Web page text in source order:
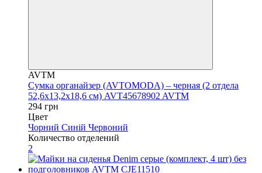
AVTM
Сумка органайзер (AVTOMODA) – черная (2 отдела
52,6х13,2х18,6 см) AVT45678902 AVTM
294 грн
Цвет
Чорний Синій Червоний
Количество отделений
2